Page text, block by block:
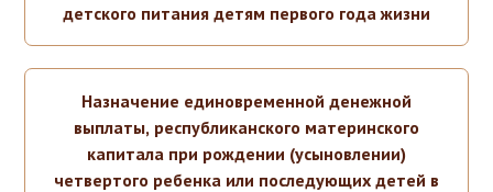
детского питания детям первого года жизни
Назначение единовременной денежной
выплаты, республиканского материнского
капитала при рождении (усыновлении)
четвертого ребенка или последующих детей в